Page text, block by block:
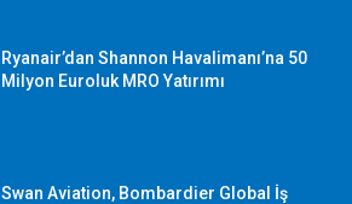
Ryanair’dan Shannon Havalimanı’na 50
Milyon Euroluk MRO Yatırımı
Swan Aviation, Bombardier Global İş